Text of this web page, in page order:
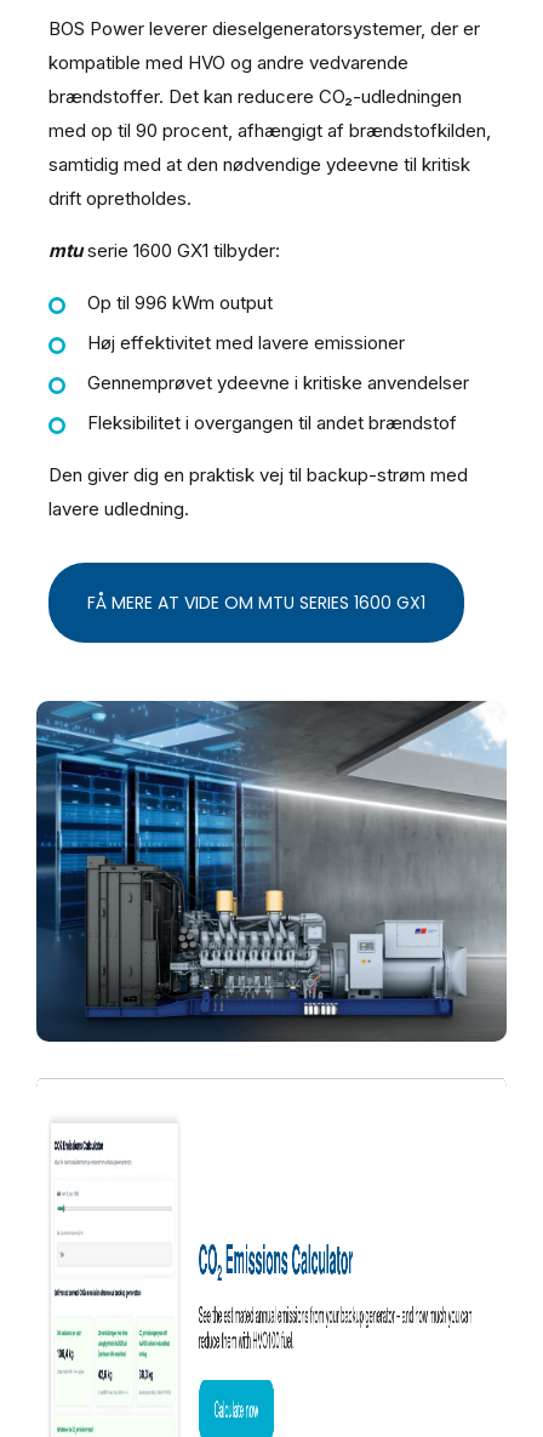
BOS Power leverer dieselgeneratorsystemer, der er
kompatible med HVO og andre vedvarende
brændstoffer. Det kan reducere CO₂-udledningen
med op til 90 procent, afhængigt af brændstofkilden,
samtidig med at den nødvendige ydeevne til kritisk
drift opretholdes.
mtuserie 1600 GX1 tilbyder:
Op til 996 kWm output
Høj effektivitet med lavere emissioner
Gennemprøvet ydeevne i kritiske anvendelser
Fleksibilitet i overgangen til andet brændstof
Den giver dig en praktisk vej til backup-strøm med
lavere udledning.
FÅ MERE AT VIDE OM MTU SERIES 1600 GX1